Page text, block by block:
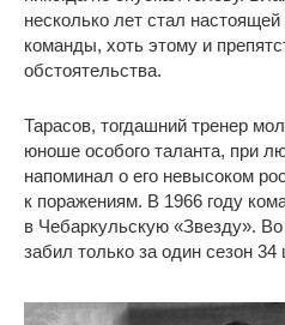
несколько лет стал
команды, хоть этому и
обстоятельства.
Тарасов, тогдашний тренер
юноше особого таланта, при
напоминал о его невысоком
к поражениям. В 1966 году
в Чебаркульскую «Звезду».
забил только за один сезон